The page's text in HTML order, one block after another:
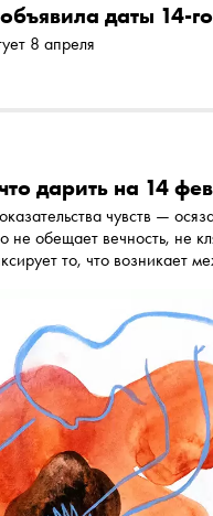
даты 14-
8 апреля
дарить на 14
чувств —
не обещает вечность, не
то, что возникает